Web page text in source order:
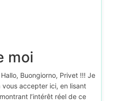
moi
Buongiorno, Privet !!! Je
accepter ici, en lisant
l’intérêt réel de ce